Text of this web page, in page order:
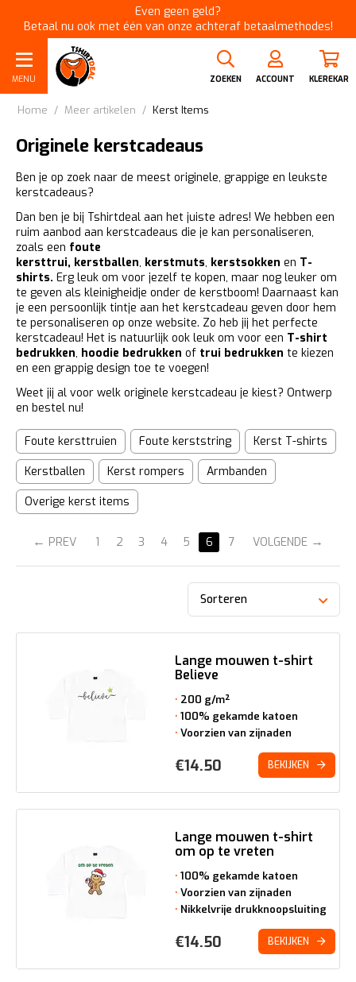
Even geen geld?
Betaal nu ook met één van onze achteraf betaalmethodes!
MENU ZOEKEN ACCOUNT KLEREKAR
Home / Meer artikelen / Kerst Items
Originele kerstcadeaus
Ben je op zoek naar de meest originele, grappige en leukste
kerstcadeaus?
Dan ben je bij Tshirtdeal aan het juiste adres! We hebben een
ruim aanbod aan kerstcadeaus die je kan personaliseren,
zoals een foute
kersttrui, kerstballen, kerstmuts, kerstsokken en T-
shirts. Erg leuk om voor jezelf te kopen, maar nog leuker om
te geven als kleinigheidje onder de kerstboom! Daarnaast kan
je een persoonlijk tintje aan het kerstcadeau geven door hem
te personaliseren op onze website. Zo heb jij het perfecte
kerstcadeau! Het is natuurlijk ook leuk om voor een T-shirt
bedrukken, hoodie bedrukken of trui bedrukken te kiezen
en een grappig design toe te voegen!
Weet jij al voor welk originele kerstcadeau je kiest? Ontwerp
en bestel nu!
Foute kersttruien Foute kerststring
Kerst T-shirts
Kerstballen
Kerst rompers
Armbanden
Overige kerst items
PREV 1 2 3 4 5 6 7 VOLGENDE
Sorteren
Lange mouwen t-shirt
Believe
200 g/m²
100% gekamde katoen
Voorzien van zijnaden
€14.50 BEKIJKEN
Lange mouwen t-shirt
om op te vreten
100% gekamde katoen
Voorzien van zijnaden
Nikkelvrije drukknoopsluiting
€14.50 BEKIJKEN